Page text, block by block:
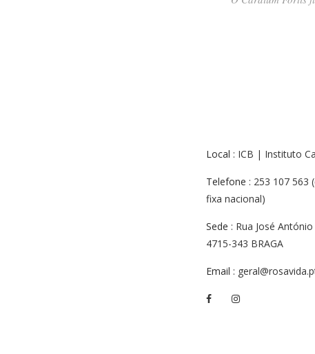
Local : ICB | Instituto
Telefone : 253 107 563
fixa nacional)
Sede : Rua José António
4715-343 BRAGA
Email :